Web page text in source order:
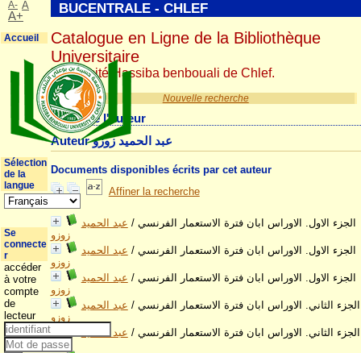
Nouvelle recherche
Détail de l'auteur
Auteur عبد الحميد زوزو
Documents disponibles écrits par cet auteur
Affiner la recherche
الجزء الاول. الاوراس ابان فترة الاستعمار الفرنسي / عبد الحميد
زوزو
الجزء الاول. الاوراس ابان فترة الاستعمار الفرنسي / عبد الحميد
زوزو
الجزء الاول. الاوراس ابان فترة الاستعمار الفرنسي / عبد الحميد
زوزو
الجزء الثاني. الاوراس ابان فترة الاستعمار الفرنسي / عبد الحميد
زوزو
الجزء الثاني. الاوراس ابان فترة الاستعمار الفرنسي / عبد الحميد
زوزو
BUCENTRALE - CHLEF
Catalogue en Ligne de la Bibliothèque
Universitaire
Université Hassiba benbouali de Chlef.
A- A
A+
Accueil
Sélection
de la
langue
Se
connecte
r
accéder
à votre
compte
de
lecteur